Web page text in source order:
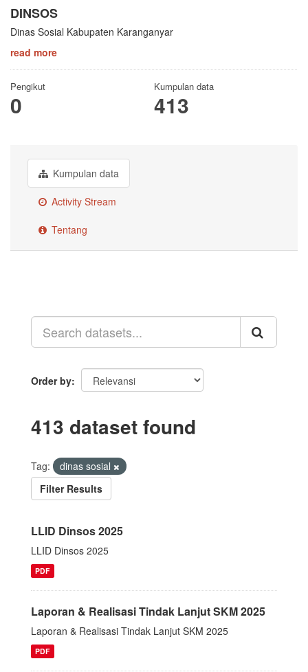
DINSOS
Dinas Sosial Kabupaten Karanganyar
read more
Pengikut
0
Kumpulan data
413
Kumpulan data
Activity Stream
Tentang
Order by
413 dataset found
Tag:
dinas sosial
Filter Results
LLID Dinsos 2025
LLID Dinsos 2025
PDF
Laporan & Realisasi Tindak Lanjut SKM 2025
Laporan & Realisasi Tindak Lanjut SKM 2025
PDF